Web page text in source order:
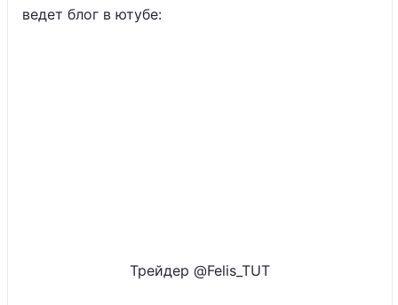
ведет блог в ютубе:
Трейдер @Felis_TUT